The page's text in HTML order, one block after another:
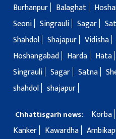
Burhanpur
Balaghat
Seoni Singrauli Sagar
Shahdol Shajapur Vidisha
Hoshangabad
Harda Hata
Singrauli Sagar Satna
shahdol shajapur
Chhattisgarh news: Korba
Kanker
Kawardha